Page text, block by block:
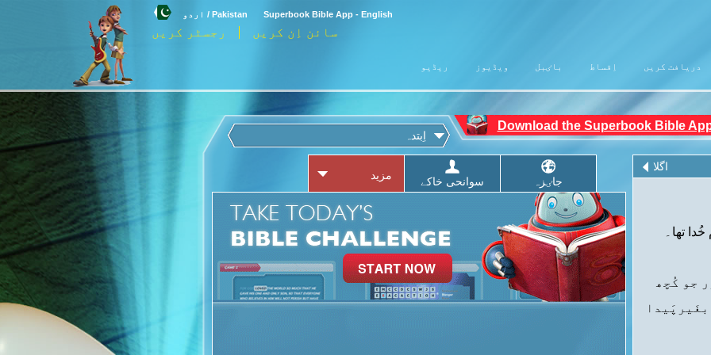
Pakistan / اردو Superbook Bible App - English
سائن اِن کریں رجسٹر کریں
دریافت کریں اِقساط باٸبل ویڈیوز ریڈیو